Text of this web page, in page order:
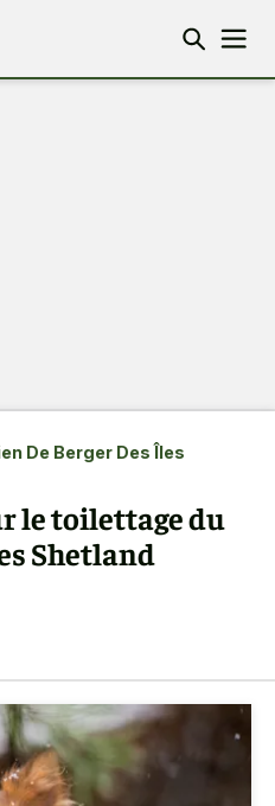
De Berger Des Îles
le toilettage du
Shetland